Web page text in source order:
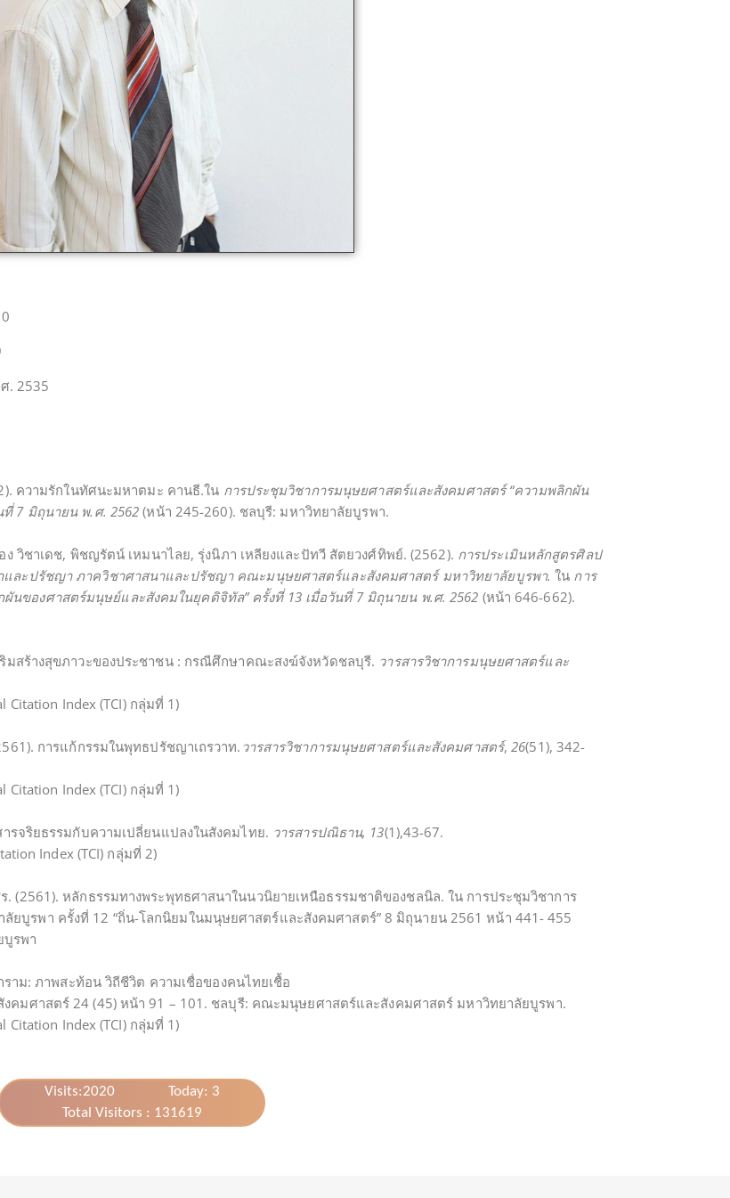
. 2535
ความรักในทัศนะมหาตมะ คานธี.ใน การประชุมวิชาการมนุษยศาสตร์และสังคมศาสตร์“ความพลิกผัน
ที่7มิถุนายน พ.ศ. 2562 (หน้า 245-260). ชลบุรี: มหาวิทยาลัยบูรพา.
วิชาเดช, พิชญรัตน์ เหมนาไลย, รุ่งนิภา เหลียงและปัทวี สัตยวงศ์ทิพย์. (2562). การประเมินหลักสูตรศิลป
และปรัชญา ภาควิชาศาสนาและปรัชญา คณะมนุษยศาสตร์และสังคมศาสตร์ มหาวิทยาลัยบูรพา. ใน การ
ผันของศาสตร์มนุษย์และสังคมในยุคดิจิทัล” ครั้งที่ 13 เมื่อวันที่ 7มิถุนายน พ.ศ.2562 (หน้า 646-662).
มสร้างสุขภาวะของประชาชน : กรณีศึกษาคณะสงฆ์จังหวัดชลบุรี. วารสารวิชาการมนุษยศาสตร์และ
Citation Index (TCI) กลุ่มที่ 1)
การแก้กรรมในพุทธปรัชญาเถรวาท. วารสารวิชาการมนุษยศาสตร์และสังคมศาสตร์,26(51), 342-
Citation Index (TCI) กลุ่มที่ 1)
รจริยธรรมกับความเปลี่ยนแปลงในสังคมไทย. วารสารปณิธาน, 13(1),43-67.
Index (TCI) กลุ่มที่ 2)
หลักธรรมทางพระพุทธศาสนาในนวนิยายเหนือธรรมชาติของชลนิล. ใน การประชุมวิชาการ
บูรพา ครั้งที่ 12 “ถิ่น-โลกนิยมในมนุษยศาสตร์และสังคมศาสตร์” 8 มิถุนายน 2561 หน้า 441- 455
รพา
าม: ภาพสะท้อน วิถีชีวิต ความเชื่อของคนไทยเชื้อ
คมศาสตร์ 24 (45) หน้า 91 – 101. ชลบุรี: คณะมนุษยศาสตร์และสังคมศาสตร์ มหาวิทยาลัยบูรพา.
Citation Index (TCI) กลุ่มที่ 1)
Visits:2020
Today: 3
Total Visitors : 131619